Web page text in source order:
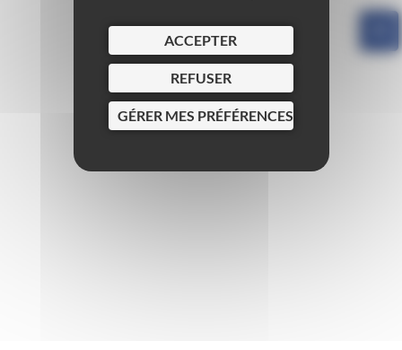
ACCEPTER
REFUSER
GÉRER MES PRÉFÉRENCES